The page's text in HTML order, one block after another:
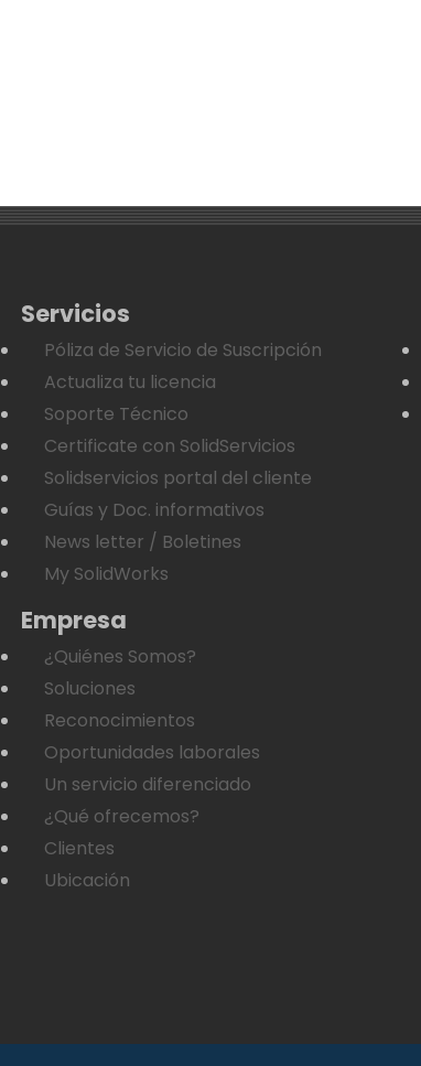
Servicios
Póliza de Servicio de Suscripción
Actualiza tu licencia
Soporte Técnico
Certificate con SolidServicios
Solidservicios portal del cliente
Guías y Doc. informativos
News letter / Boletines
My SolidWorks
Empresa
¿Quiénes Somos?
Soluciones
Reconocimientos
Oportunidades laborales
Un servicio diferenciado
¿Qué ofrecemos?
Clientes
Ubicación